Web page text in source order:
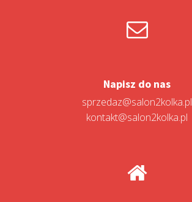
Napisz do nas
sprzedaz@salon2kolka.pl
kontakt@salon2kolka.pl